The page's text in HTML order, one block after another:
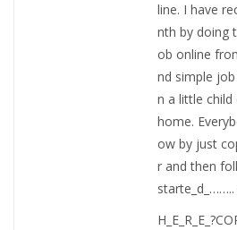
l­i­n­e­. ­I­ ­h­a­v­e­
n­t­h­ ­b­y­ ­d­o­i­n­g­
o­b­ ­o­n­l­i­n­e­
n­d­ ­s­i­m­p­l­e­
n­ ­a­ ­l­i­t­t­l­e­
h­o­m­e­.
o­w­ ­b­y­ ­j­u­s­t­
r­ ­a­n­d­ ­t­h­e­n­
s­t­a­r­t­e_d_……..